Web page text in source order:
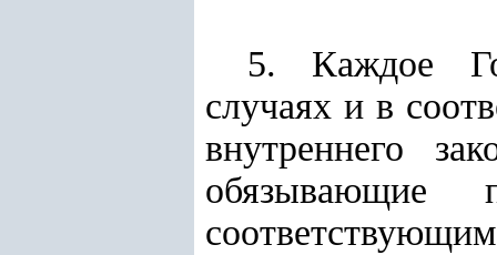
5. Каждое
случаях и в
внутреннего
обязывающие